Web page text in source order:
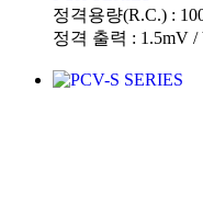
정격용량(R.C.) :
정격 출력 : 1.5mV /